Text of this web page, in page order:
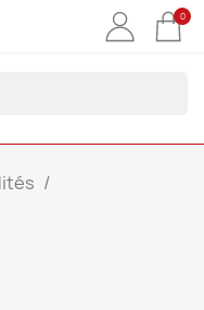
0